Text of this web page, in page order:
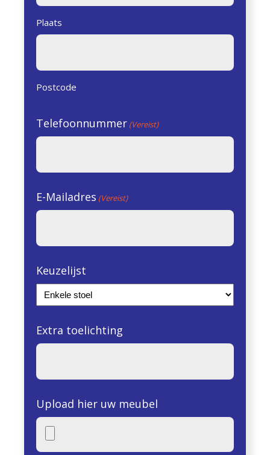
Plaats
Postcode
Telefoonnummer (Vereist)
E-Mailadres (Vereist)
Keuzelijst
Extra toelichting
Upload hier uw meubel